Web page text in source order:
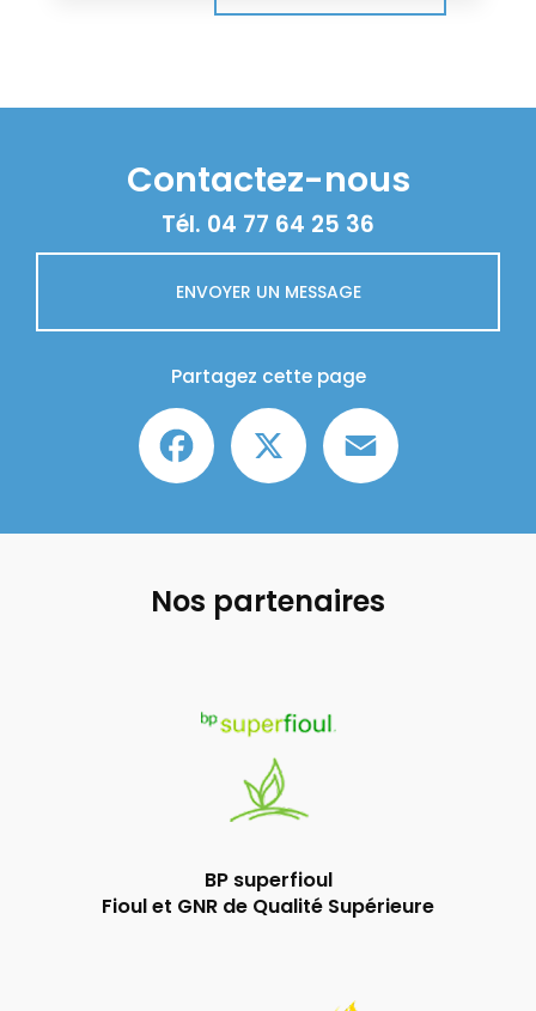
Contactez-nous
Tél. 04 77 64 25 36
ENVOYER UN MESSAGE
Partagez cette page
Facebook
Nos partenaires
BP superfioul
Fioul et GNR de Qualité Supérieure